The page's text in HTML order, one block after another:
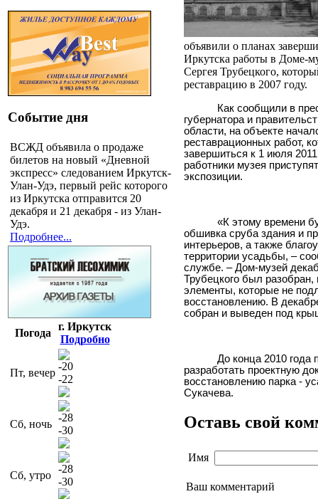
Событие дня
ВСЖД объявила о продаже
билетов на новый «Дневной
экспресс» следованием Иркутск-
Улан-Удэ, первый рейс которого
из Иркутска отправится 20
декабря и 21 декабря - из Улан-
Удэ.
Подробнее...
Погода
г. Иркутск
Подробно
Пт, вечер
-20
-22
Сб, ночь
-28
-30
Сб, утро
-28
-30
объявили о планах
Иркутска работы в Доме-
Сергея Трубецкого,
реставрацию в 2007 году.
Как сообщили в
губернатора и
области, на объекте
реставрационных работ,
завершиться к 1 июля
работники музея
экспозиции.
«К этому времени
обшивка сруба здания и
интерьеров, а также
территории усадьбы, –
службе. – Дом-музей
Трубецкого был
элементы, которые не
восстановлению. В
собран и выведен под
До конца 2010 года
разработать проектную
восстановлению парка -
Сукачева.
Оставь свой
Имя
Ваш комментарий